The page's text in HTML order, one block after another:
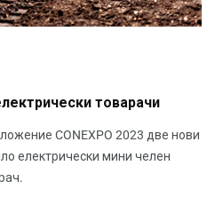
товарачи
CONEXPO 2023 две нови
електрически мини челен